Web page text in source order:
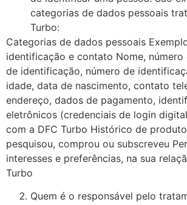
categorias de dados pessoais
Turbo:
Categorias de dados pessoais
identificação e contato Nome,
de identificação, número de
idade, data de nascimento, contato
endereço, dados de pagamento,
eletrônicos (credenciais de login
com a DFC Turbo Histórico de
pesquisou, comprou ou subscreveu
interesses e preferências, na sua
Turbo
Quem é o responsável pelo